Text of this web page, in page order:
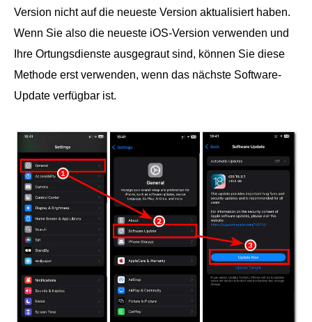
Version nicht auf die neueste Version aktualisiert haben.
Wenn Sie also die neueste iOS-Version verwenden und
Ihre Ortungsdienste ausgegraut sind, können Sie diese
Methode erst verwenden, wenn das nächste Software-
Update verfügbar ist.